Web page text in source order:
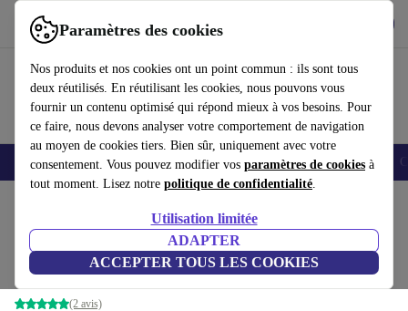
Paramètres des cookies
Nos produits et nos cookies ont un point commun : ils sont tous
deux réutilisés. En réutilisant les cookies, nous pouvons vous
fournir un contenu optimisé qui répond mieux à vos besoins. Pour
ce faire, nous devons analyser votre comportement de navigation
au moyen de cookies tiers. Bien sûr, uniquement avec votre
consentement. Vous pouvez modifier vos paramètres de cookies à
tout moment. Lisez notre politique de confidentialité.
Utilisation limitée
ADAPTER
ACCEPTER TOUS LES COOKIES
Utilisez refurbed rapidement et facilement
Smartphones Laptops Tablettes Montres connectées Accessoires
Fitbit Sense
Gris sauge | Acier inoxydable argenté
(2 avis)